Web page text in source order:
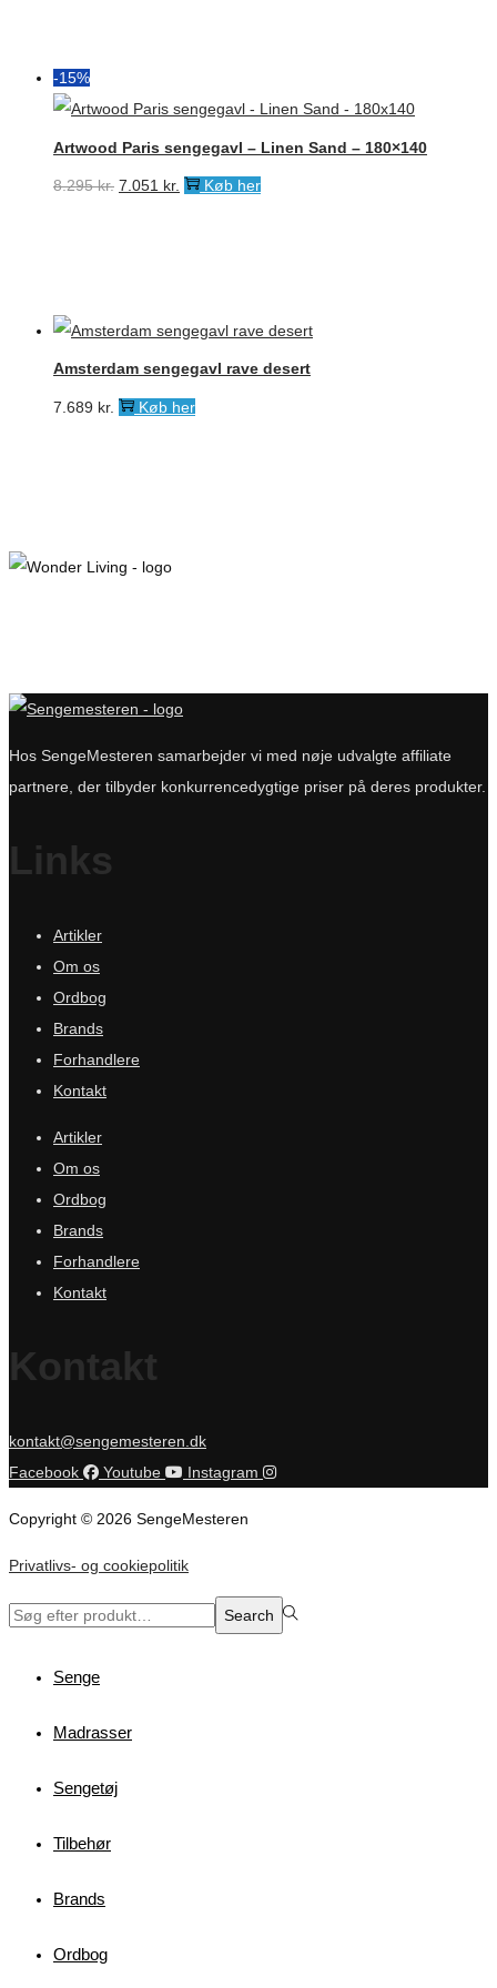
-15%
Artwood Paris sengegavl – Linen Sand – 180×140
8.295kr. Den
7.051 kr. DenKøb her
Amsterdam sengegavl rave desert
7.689 kr. Køb her
Hos SengeMesteren samarbejder vi med nøje udvalgte affiliate
partnere, der tilbyder konkurrencedygtige priser på deres produkter.
Links
Artikler
Om os
Ordbog
Brands
Forhandlere
Kontakt
Artikler
Om os
Ordbog
Brands
Forhandlere
Kontakt
Kontakt
kontakt@sengemesteren.dk
Facebook
Youtube Instagram
Copyright © 2026 SengeMesteren
Privatlivs- og cookiepolitik
Search
Search
Senge
Madrasser
Sengetøj
Tilbehør
Brands
Ordbog